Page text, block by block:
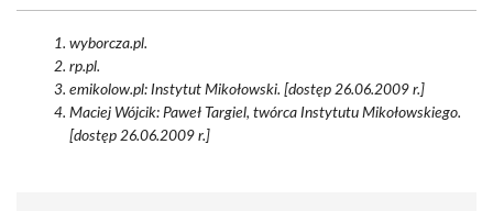
wyborcza.pl.
rp.pl.
emikolow.pl: Instytut Mikołowski. [dostęp 26.06.2009 r.]
Maciej Wójcik: Paweł Targiel, twórca Instytutu Mikołowskiego.
[dostęp 26.06.2009 r.]